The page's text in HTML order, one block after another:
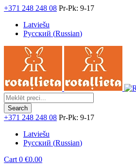
+371 248 248 08 Pr-Pk: 9-17
Latviešu
Русский (Russian)
+371 248 248 08 Pr-Pk: 9-17
Latviešu
Русский (Russian)
Cart 0 €0.00